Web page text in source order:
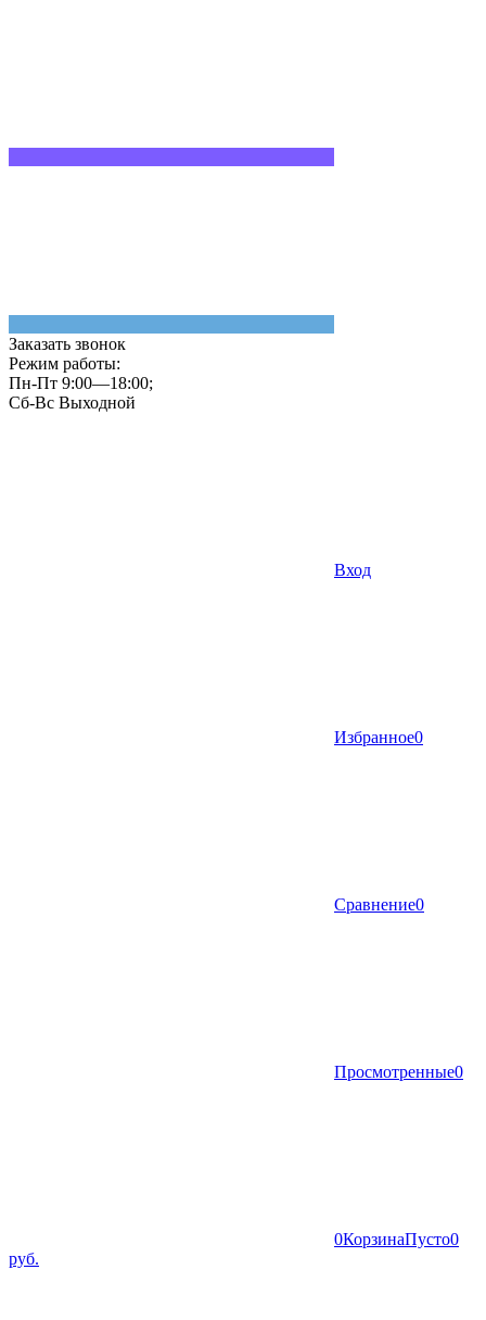
Заказать звонок
Режим работы:
Пн-Пт 9:00—18:00;
Сб-Вс Выходной
Вход
Избранное0
Сравнение0
Просмотренные0
0КорзинаПусто0
руб.